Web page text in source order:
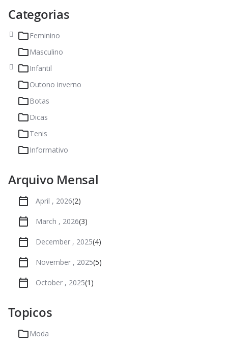
Categorias
Feminino
Masculino
Infantil
Outono inverno
Botas
Dicas
Tenis
Informativo
Arquivo Mensal
April , 2026(2)
March , 2026(3)
December , 2025(4)
November , 2025(5)
October , 2025(1)
Topicos
Moda